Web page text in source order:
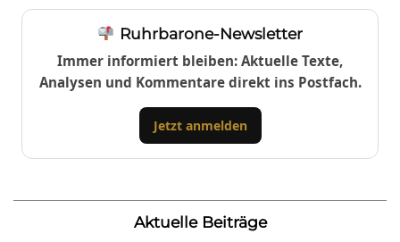
Ruhrbarone-Newsletter
Immer informiert bleiben: Aktuelle Texte,
Analysen und Kommentare direkt ins Postfach.
Jetzt anmelden
Aktuelle Beiträge